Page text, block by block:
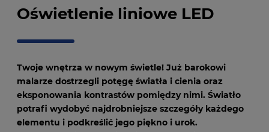
Oświetlenie liniowe LED
Twoje wnętrza w nowym świetle! Już barokowi
malarze dostrzegli potęgę światła i cienia oraz
eksponowania kontrastów pomiędzy nimi. Światło
potrafi wydobyć najdrobniejsze szczegóły każdego
elementu i podkreślić jego piękno i urok.